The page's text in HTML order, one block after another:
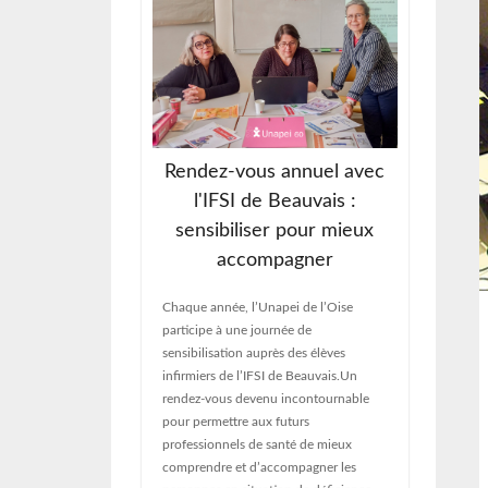
Rendez-vous annuel avec
l'IFSI de Beauvais :
sensibiliser pour mieux
accompagner
Chaque année, l’Unapei de l’Oise
participe à une journée de
sensibilisation auprès des élèves
infirmiers de l’IFSI de Beauvais.Un
rendez-vous devenu incontournable
pour permettre aux futurs
professionnels de santé de mieux
comprendre et d’accompagner les
Jeudi
son
bilan
les
les